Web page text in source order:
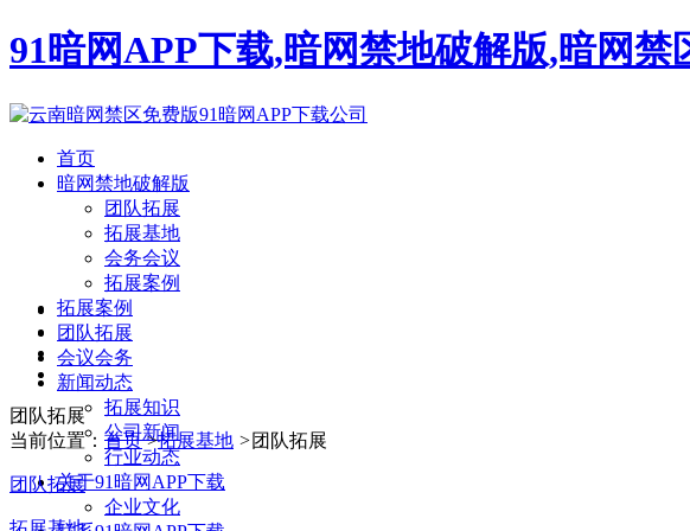
91暗网APP下载,暗网禁地破解版,暗网
首页
暗网禁地破解版
团队拓展
拓展基地
会务会议
拓展案例
拓展案例
团队拓展
会议会务
新闻动态
拓展知识
公司新闻
行业动态
关于91暗网APP下载
企业文化
团队拓展
当前位置： 首页>拓展基地 >团队拓展
团队拓展